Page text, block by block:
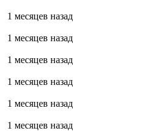
1 месяцев назад
1 месяцев назад
1 месяцев назад
1 месяцев назад
1 месяцев назад
1 месяцев назад